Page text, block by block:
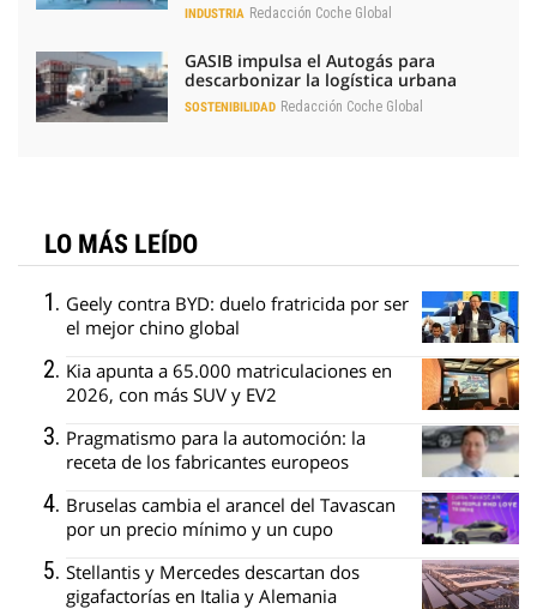
INDUSTRIA Redacción Coche Global
GASIB impulsa el Autogás para
descarbonizar la logística urbana
SOSTENIBILIDAD Redacción Coche Global
LO MÁS LEÍDO
Geely contra BYD: duelo fratricida por ser
el mejor chino global
Kia apunta a 65.000 matriculaciones en
2026, con más SUV y EV2
Pragmatismo para la automoción: la
receta de los fabricantes europeos
Bruselas cambia el arancel del Tavascan
por un precio mínimo y un cupo
Stellantis y Mercedes descartan dos
gigafactorías en Italia y Alemania